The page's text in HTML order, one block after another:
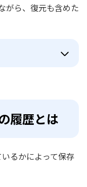
がら、復元も含めた
履歴とは
るかによって保存